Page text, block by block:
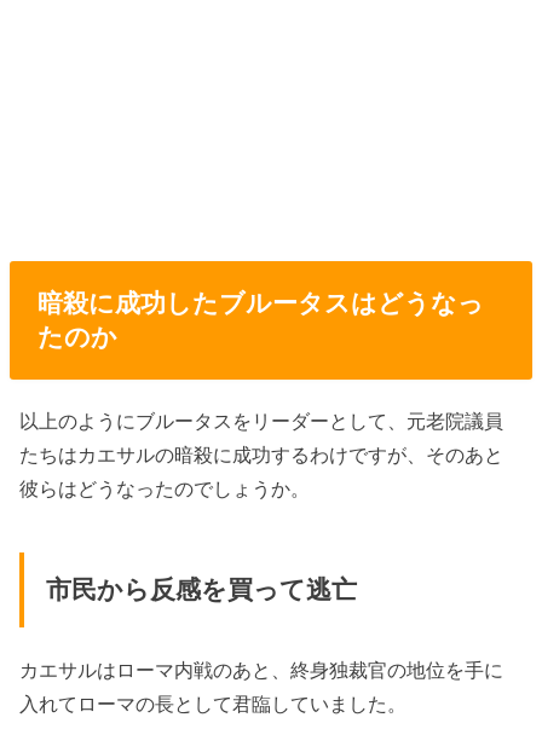
暗殺に成功したブルータスはどうなっ
たのか
以上のようにブルータスをリーダーとして、元老院議員
たちはカエサルの暗殺に成功するわけですが、そのあと
彼らはどうなったのでしょうか。
市民から反感を買って逃亡
カエサルはローマ内戦のあと、終身独裁官の地位を手に
入れてローマの長として君臨していました。